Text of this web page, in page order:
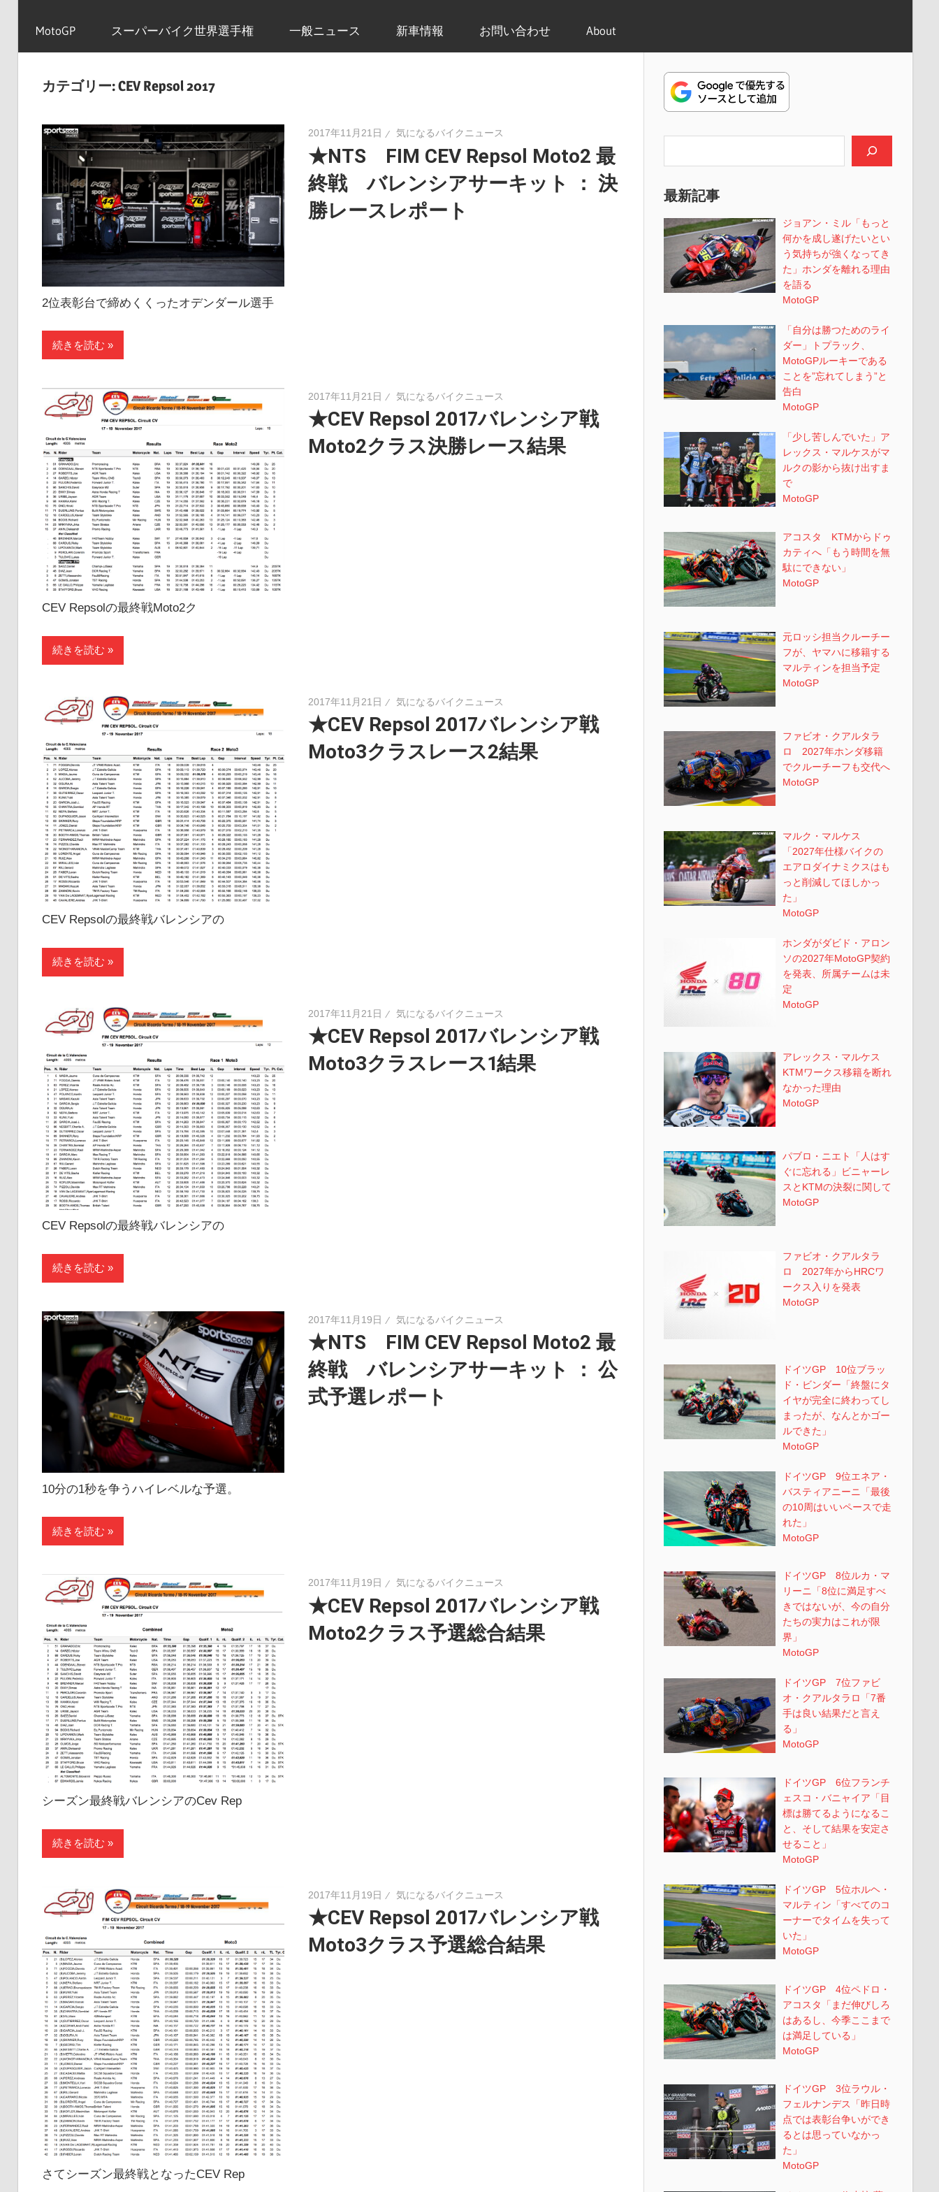
イ
ニ
ュ
ー
ス
MotoGP スーパーバイク世界選手権 一般ニュース 新車情報 お問い合わせ About
カテゴリー:CEV Repsol 2017
2017年11月21日 気になるバイクニュース
★NTS FIM CEV Repsol Moto2 最
終戦 バレンシアサーキット ： 決
勝レースレポート
2位表彰台で締めくくったオデンダール選手
続きを読む
2017年11月21日 気になるバイクニュース
★CEV Repsol 2017バレンシア戦
Moto2クラス決勝レース結果
CEV Repsolの最終戦Moto2ク
続きを読む
2017年11月21日 気になるバイクニュース
★CEV Repsol 2017バレンシア戦
Moto3クラスレース2結果
CEV Repsolの最終戦バレンシアの
続きを読む
2017年11月21日 気になるバイクニュース
★CEV Repsol 2017バレンシア戦
Moto3クラスレース1結果
CEV Repsolの最終戦バレンシアの
続きを読む
2017年11月19日 気になるバイクニュース
★NTS FIM CEV Repsol Moto2 最
終戦 バレンシアサーキット ： 公
式予選レポート
10分の1秒を争うハイレベルな予選。
続きを読む
2017年11月19日 気になるバイクニュース
★CEV Repsol 2017バレンシア戦
Moto2クラス予選総合結果
シーズン最終戦バレンシアのCev Rep
続きを読む
2017年11月19日 気になるバイクニュース
★CEV Repsol 2017バレンシア戦
Moto3クラス予選総合結果
さてシーズン最終戦となったCEV Rep
最新記事
ジョアン・ミル「もっと
何かを成し遂げたいとい
う気持ちが強くなってき
た」ホンダを離れる理由
を語る
MotoGP
「自分は勝つためのライ
ダー」トプラック、
MotoGPルーキーである
ことを”忘れてしまう”と
告白
MotoGP
「少し苦しんでいた」ア
レックス・マルケスがマ
ルクの影から抜け出すま
で
MotoGP
アコスタ KTMからドゥ
カティへ「もう時間を無
駄にできない」
MotoGP
元ロッシ担当クルーチー
フが、ヤマハに移籍する
マルティンを担当予定
MotoGP
ファビオ・クアルタラ
ロ 2027年ホンダ移籍
でクルーチーフも交代へ
MotoGP
マルク・マルケス
「2027年仕様バイクの
エアロダイナミクスはも
っと削減してほしかっ
た」
MotoGP
ホンダがダビド・アロン
ソの2027年MotoGP契約
を発表、所属チームは未
定
MotoGP
アレックス・マルケス
KTMワークス移籍を断れ
なかった理由
MotoGP
パブロ・ニエト「人はす
ぐに忘れる」ビニャーレ
スとKTMの決裂に関して
MotoGP
ファビオ・クアルタラ
ロ 2027年からHRCワ
ークス入りを発表
MotoGP
ドイツGP 10位ブラッ
ド・ビンダー「終盤にタ
イヤが完全に終わってし
まったが、なんとかゴー
ルできた」
MotoGP
ドイツGP 9位エネア・
バスティアニーニ「最後
の10周はいいペースで走
れた」
MotoGP
ドイツGP 8位ルカ・マ
リーニ「8位に満足すべ
きではないが、今の自分
たちの実力はこれが限
界」
MotoGP
ドイツGP 7位ファビ
オ・クアルタラロ「7番
手は良い結果だと言え
る」
MotoGP
ドイツGP 6位フランチ
ェスコ・バニャイア「目
標は勝てるようになるこ
と、そして結果を安定さ
せること」
MotoGP
ドイツGP 5位ホルヘ・
マルティン「すべてのコ
ーナーでタイムを失って
いた」
MotoGP
ドイツGP 4位ペドロ・
アコスタ「まだ伸びしろ
はあるし、今季ここまで
は満足している」
MotoGP
ドイツGP 3位ラウル・
フェルナンデス「昨日時
点では表彰台争いができ
るとは思っていなかっ
た」
MotoGP